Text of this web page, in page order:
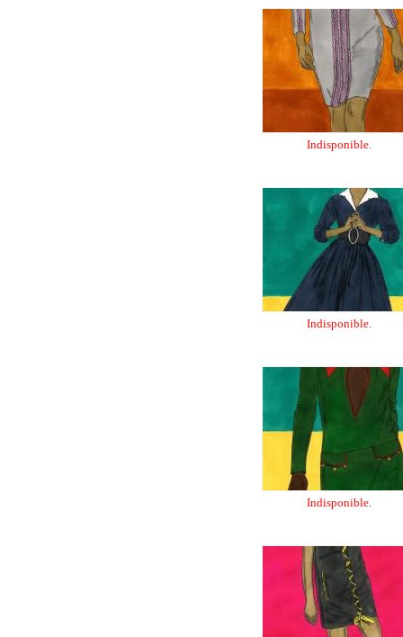
Indisponible.
Indisponible.
Indisponible.